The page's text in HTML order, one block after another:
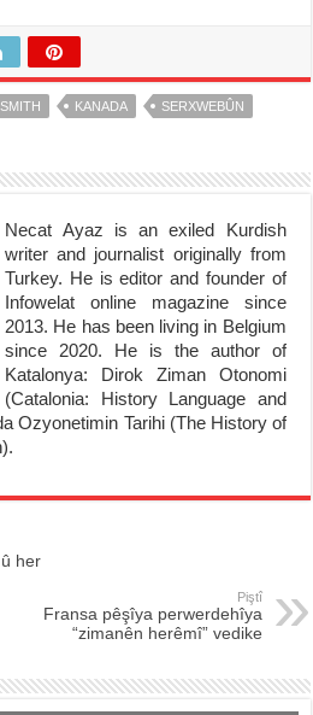
KANADA SERXWEBÛN
Necat Ayaz is an exiled Kurdish
writer and journalist originally from
Turkey. He is editor and founder of
Infowelat online magazine since
2013. He has been living in Belgium
since 2020. He is the author of
Katalonya: Dirok Ziman Otonomi
(Catalonia: History Language and
Ozyonetimin Tarihi (The History of
her
Piştî
Fransa pêşîya perwerdehîya
“zimanên herêmî” vedike